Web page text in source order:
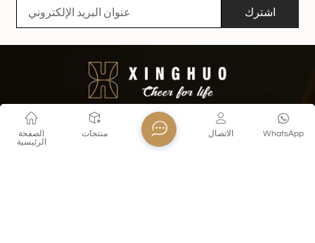
اشترك
الصفحة
الرئيسية
منتجات WhatsApp الاتصال